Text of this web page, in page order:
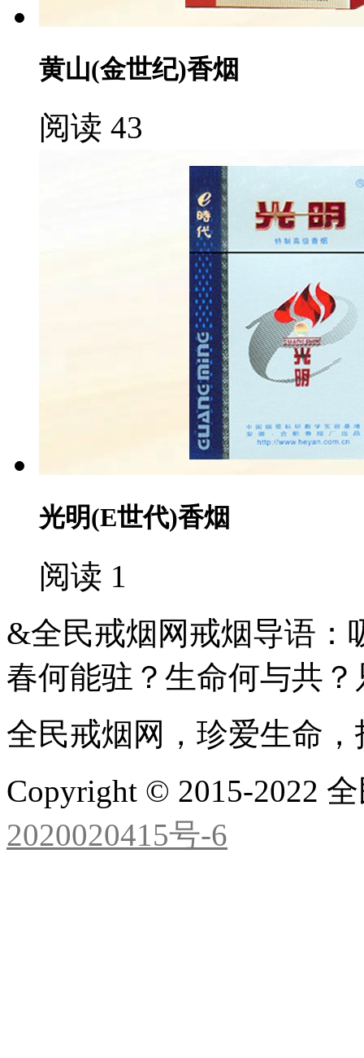
黄山(金世纪)香烟
阅读 43
光明(E世代)香烟
阅读 1
&全民戒烟网戒烟导语：
春何能驻？生命何与共
全民戒烟网，珍爱生命
Copyright © 2015-2022
2020020415号-6